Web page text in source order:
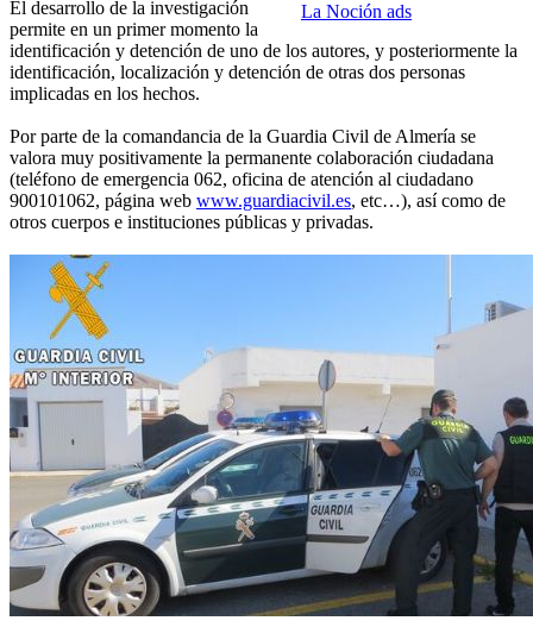
La Noción ads
El desarrollo de la investigación
permite en un primer momento la
identificación y detención de uno de los autores, y posteriormente la
identificación, localización y detención de otras dos personas
implicadas en los hechos.
Por parte de la comandancia de la Guardia Civil de Almería se
valora muy positivamente la permanente colaboración ciudadana
(teléfono de emergencia 062, oficina de atención al ciudadano
900101062, página web www.guardiacivil.es, etc…), así como de
otros cuerpos e instituciones públicas y privadas.